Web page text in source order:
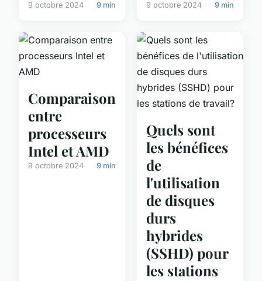
9 octobre 2024 9 min 9 octobre 2024 9 min
Comparaison
entre
processeurs
Intel et AMD
9 octobre 2024 9 min
Quels sont
les bénéfices
de
l'utilisation
de disques
durs
hybrides
(SSHD) pour
les stations